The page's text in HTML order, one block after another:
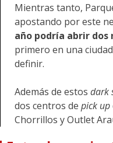
Mientras tanto,
apostando por este
año podría abrir dos
primero en una
definir.
Además de estos dark
dos centros de pick up
Chorrillos y Outlet